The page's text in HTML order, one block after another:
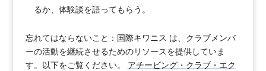
るか、体験談を語ってもらう。
忘れてはならないこと：国際キワニス は、クラブメンバ
ーの活動を継続させるためのリソースを提供していま
す。以下をご覧ください。 アチービング・クラブ・エク